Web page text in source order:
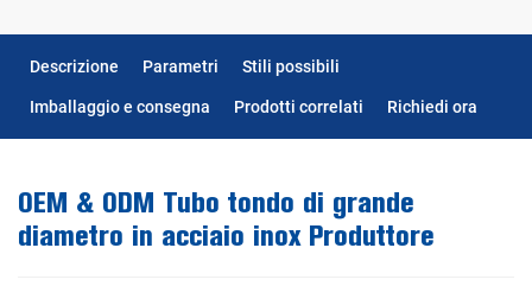
Descrizione Parametri
Stili possibili
Imballaggio e consegna
Prodotti correlati Richiedi ora
OEM & ODM Tubo tondo di grande
diametro in acciaio inox Produttore